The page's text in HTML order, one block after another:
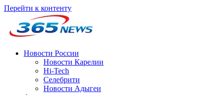
Перейти к контенту
Новости России
Новости Карелии
Hi-Tech
Селебрити
Новости Адыгеи